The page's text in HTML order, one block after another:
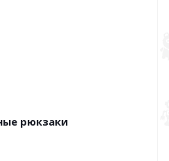
рюкзаки